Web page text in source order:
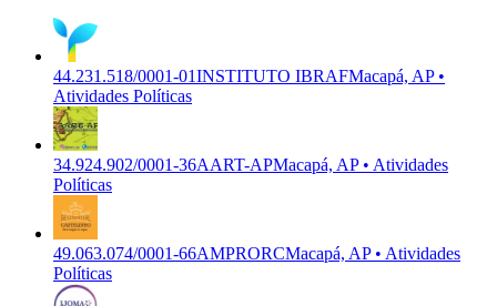
44.231.518/0001-01INSTITUTO IBRAFMacapá, AP •
Atividades Políticas
34.924.902/0001-36AART-APMacapá, AP • Atividades
Políticas
49.063.074/0001-66AMPRORCMacapá, AP • Atividades
Políticas